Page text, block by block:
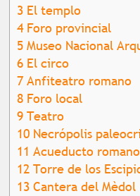
3El templo
4Foro provincial
5Museo Nacional
6El circo
7Anfiteatro romano
8Foro local
9Teatro
10Necrópolis
11 Acueducto romano
12Torre de los
13Cantera del Mèdol